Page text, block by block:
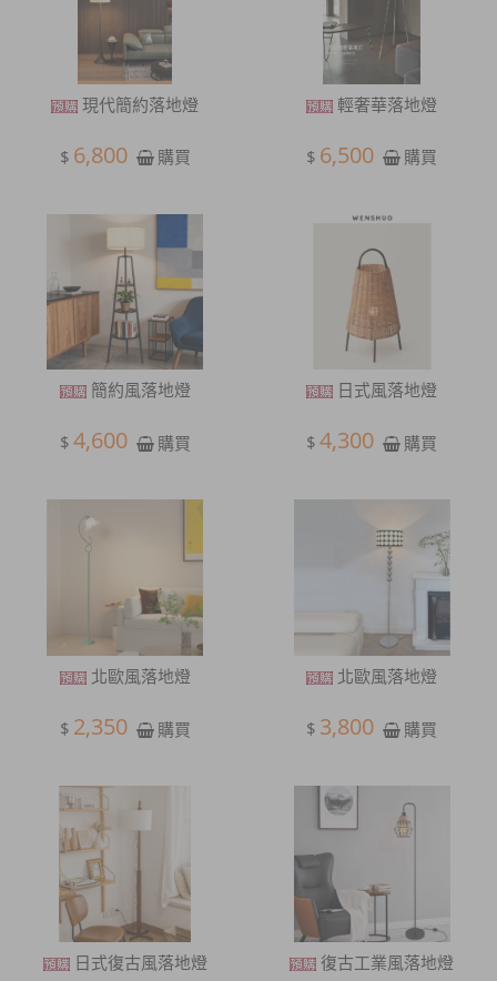
現代簡約落地燈
$ 6,800 購買
輕奢華落地燈
$ 6,500 購買
簡約風落地燈
$ 4,600 購買
日式風落地燈
$ 4,300 購買
北歐風落地燈
$ 2,350 購買
北歐風落地燈
$ 3,800 購買
日式復古風落地燈 復古工業風落地燈